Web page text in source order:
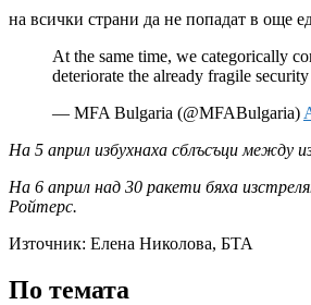
на всички страни да не попадат в още
At the same time, we categorically
deteriorate the already fragile
— MFA Bulgaria (@MFABulgaria)
На 5 април избухнаха сблъсъци между
На 6 април над 30 ракети бяха
Ройтерс.
Източник: Елена Николова, БТА
По темата